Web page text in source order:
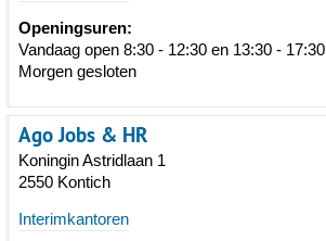
Openingsuren:
Vandaag open 8:30 - 12:30 en 13:30 - 17:30
Morgen gesloten
Ago Jobs & HR
Koningin Astridlaan 1
2550 Kontich
Interimkantoren